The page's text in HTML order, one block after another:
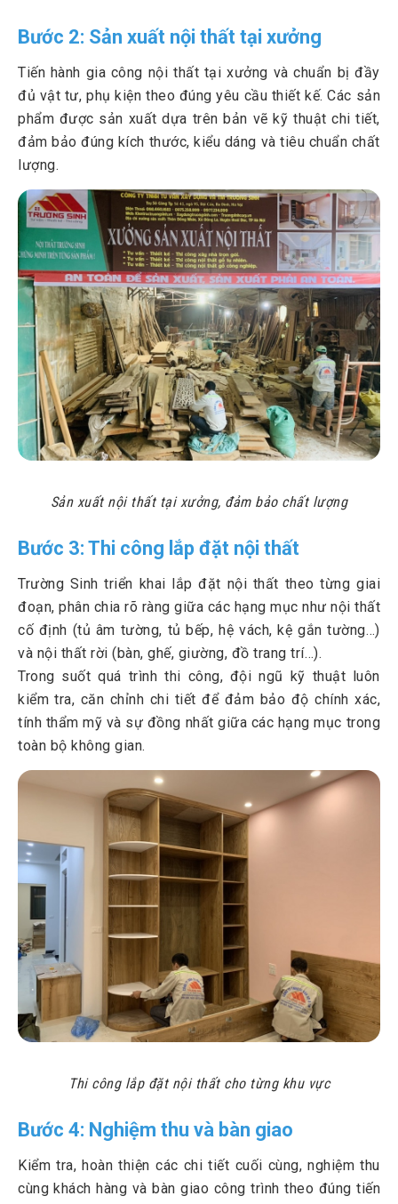
Bước 2: Sản xuất nội thất tại xưởng
Tiến hành gia công nội thất tại xưởng và chuẩn bị đầy
đủ vật tư, phụ kiện theo đúng yêu cầu thiết kế. Các sản
phẩm được sản xuất dựa trên bản vẽ kỹ thuật chi tiết,
đảm bảo đúng kích thước, kiểu dáng và tiêu chuẩn chất
lượng.
Sản xuất nội thất tại xưởng, đảm bảo chất lượng
Bước 3: Thi công lắp đặt nội thất
Trường Sinh triển khai lắp đặt nội thất theo từng giai
đoạn, phân chia rõ ràng giữa các hạng mục như nội thất
cố định (tủ âm tường, tủ bếp, hệ vách, kệ gắn tường…)
và nội thất rời (bàn, ghế, giường, đồ trang trí…).
Trong suốt quá trình thi công, đội ngũ kỹ thuật luôn
kiểm tra, căn chỉnh chi tiết để đảm bảo độ chính xác,
tính thẩm mỹ và sự đồng nhất giữa các hạng mục trong
toàn bộ không gian.
Thi công lắp đặt nội thất cho từng khu vực
Bước 4: Nghiệm thu và bàn giao
Kiểm tra, hoàn thiện các chi tiết cuối cùng, nghiệm thu
cùng khách hàng và bàn giao công trình theo đúng tiến